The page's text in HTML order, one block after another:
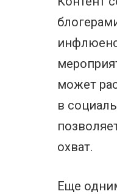
может
в
охват.
Еще